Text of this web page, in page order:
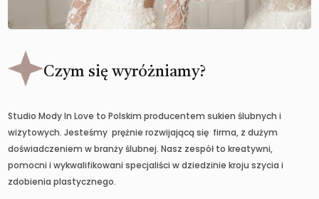
Czym się wyróżniamy?
Studio Mody In Love to Polskim producentem sukien ślubnych i
wizytowych. Jesteśmy prężnie rozwijającą się firma, z dużym
doświadczeniem w branży ślubnej. Nasz zespół to kreatywni,
pomocni i wykwalifikowani specjaliści w dziedzinie kroju szycia i
zdobienia plastycznego.